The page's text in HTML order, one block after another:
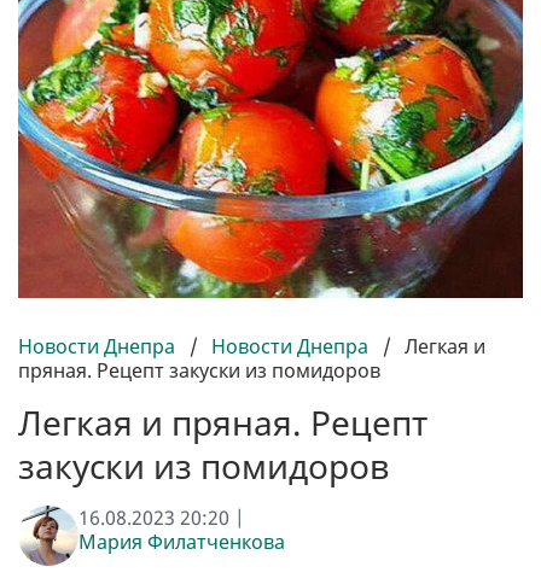
Новости Днепра / Новости Днепра / Легкая и
пряная. Рецепт закуски из помидоров
Легкая и пряная. Рецепт
закуски из помидоров
16.08.2023 20:20 |
Мария Филатченкова